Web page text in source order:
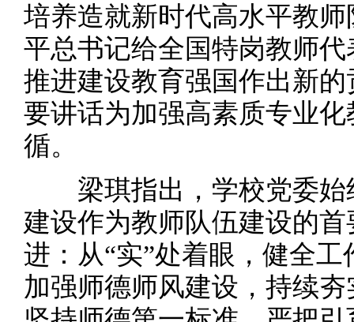
培养造就新时代高水平教
平总书记给全国特岗教师
推进建设教育强国作出新
要讲话为加强高素质专业
循。
梁琪指出，学校党委始
建设作为教师队伍建设的
进：从“实”处着眼，健全
加强师德师风建设，持续